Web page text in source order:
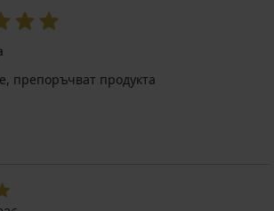
препоръчват продукта